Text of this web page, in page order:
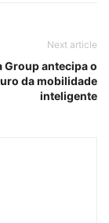
Next article
Group antecipa o
da mobilidade
inteligente